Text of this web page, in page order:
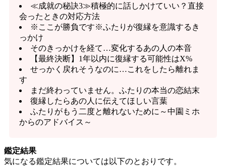
≪成就の秘訣3≫積極的に話しかけていい？直接
会ったときの対応方法
※ここが勝負です※ふたりが復縁を意識するき
っかけ
そのきっかけを経て…変化するあの人の本音
【最終決断】1年以内に復縁する可能性はX%
せっかく戻れそうなのに…これをしたら離れま
す
まだ終わっていません。ふたりの本当の恋結末
復縁したらあの人に伝えてほしい言葉
ふたりがもう二度と離れないために～中園ミホ
からのアドバイス～
鑑定結果
気になる鑑定結果については以下のとおりです。